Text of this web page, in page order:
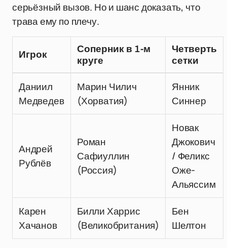
серьёзный вызов. Но и шанс доказать, что
трава ему по плечу.
Игрок
Соперник в 1-м
круге
Четверть
сетки
Даниил
Медведев
Марин Чилич
(Хорватия)
Янник
Синнер
Андрей
Рублёв
Роман
Сафиуллин
(Россия)
Новак
Джокович
/ Феликс
Оже-
Альяссим
Карен
Хачанов
Билли Харрис
(Великобритания)
Бен
Шелтон